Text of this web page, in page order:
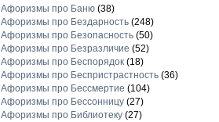
Афоризмы про Баню(38)
Афоризмы про Бездарность(248)
Афоризмы про Безопасность(50)
Афоризмы про Безразличие (52)
Афоризмы про Беспорядок(18)
Афоризмы про Беспристрастность(36)
Афоризмы про Бессмертие (104)
Афоризмы про Бессонницу(27)
Афоризмы про Библиотеку(27)